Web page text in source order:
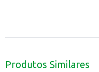
Produtos Similares